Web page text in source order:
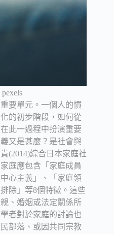
要單元。一個人的慣
的初步階段，如何從
此一過程中扮演重要
又是甚麼？是社會與
(2014)綜合日本家庭社
庭應包含「家庭成員
心主義」、「家庭領
除」等8個特徵。這些
、婚姻或法定關係所
者對於家庭的討論也
部落、或因共同宗教